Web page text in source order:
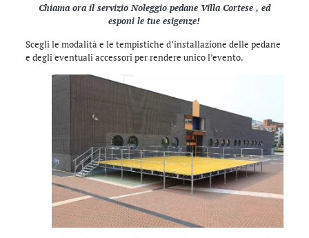
Chiama ora il servizio Noleggio pedane Villa Cortese , ed
esponi le tue esigenze!
Scegli le modalità e le tempistiche d’installazione delle pedane
e degli eventuali accessori per rendere unico l’evento.